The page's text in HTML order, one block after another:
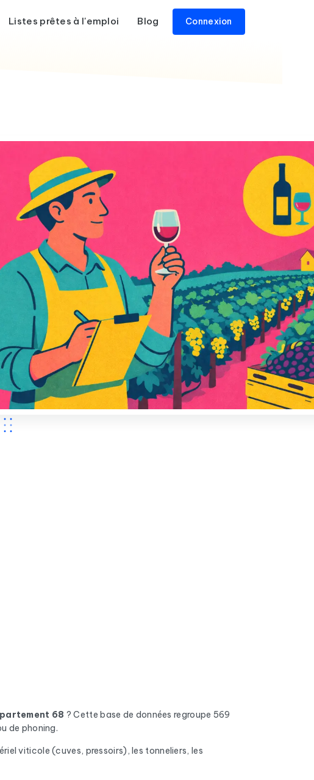
Listes prêtes à l'emploi Blog Connexion
68 ? Cette base de données regroupe 569
de phoning.
viticole (cuves, pressoirs), les tonneliers, les